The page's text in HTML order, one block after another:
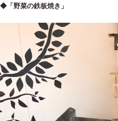
◆「野菜の鉄板焼き」